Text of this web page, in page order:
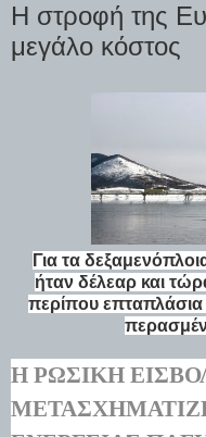
Η στροφή της
μεγάλο κόστος
Για τα
ήταν δέλεαρ και
περίπου επταπλάσια
Η ΡΩΣΙΚΉ